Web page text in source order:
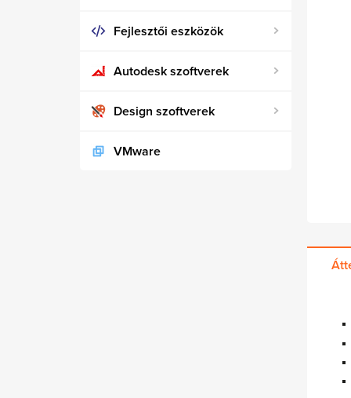
Fejlesztői eszközök
Autodesk szoftverek
Design szoftverek
VMware